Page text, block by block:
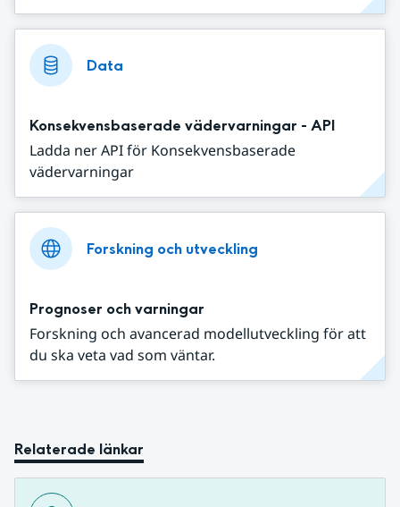
Data
Konsekvensbaserade vädervarningar - API
Ladda ner API för Konsekvensbaserade
vädervarningar
Forskning och utveckling
Prognoser och varningar
Forskning och avancerad modellutveckling för att
du ska veta vad som väntar.
Relaterade länkar